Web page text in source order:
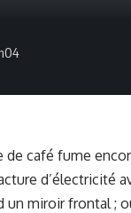
de café fume
d’électricité
miroir frontal ;